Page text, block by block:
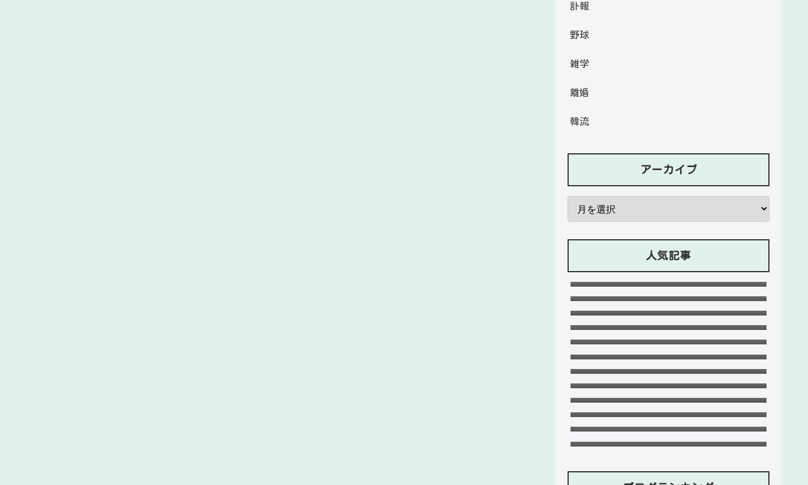
訃報
野球
雑学
離婚
韓流
アーカイブ
人気記事
石川ケニーは父と兄は野球選手で母
親はアメリカ人のハーフ！7人大家
族！
Lazの彼女や身長に大学・年齢は？イ
ケメンプロゲーマーの経歴！
【ZETA】
竹下パラダイスだーご本名や年齢に
身長は？恋愛対象やイケメンかも調
査！
千早茜の恋人や結婚した夫は誰？子
供や本名に高校は？引越は離婚が理
由？
可愛い政田夢乃選手に彼氏の存在が
気になる！本当に不倫をしているの
か？家族構成がどうなっているの
か？を徹底調査！
末永けいの経歴や学歴(高校大学)
は？妻(嫁)は末永ゆかりで離婚し
た？
福田こうへいの結婚相手の嫁(妻)や
子供(娘・息子)など家族構成まと
め！
おだけいの元カノ人気歌手はちゃん
みな！過去の匂わせや動画流出の犯
人は？
ドンマイ川端は結婚した嫁がいる？
母親・兄妹・父親に年収や学歴経歴
も！
五条院凌のすっぴんや足太い画像が
ヤバい！本当は美脚でスタイル良
い？
デジポリスは東京だけ？大阪や埼
玉・神奈川・愛知など他の地域にも
ある？
フジロック2023民間駐車場予約方
法！当日受付や出し入れOKか調査！